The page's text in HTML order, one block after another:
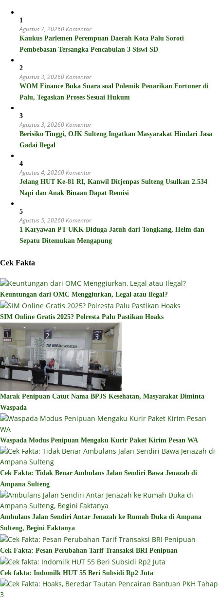
1
Agustus 7, 20260 Komentar
Kaukus Parlemen Perempuan Daerah Kota Palu Soroti
Pembebasan Tersangka Pencabulan 3 Siswi SD
2
Agustus 3, 20260 Komentar
WOM Finance Buka Suara soal Polemik Penarikan Fortuner di
Palu, Tegaskan Proses Sesuai Hukum
3
Agustus 3, 20260 Komentar
Berisiko Tinggi, OJK Sulteng Ingatkan Masyarakat Hindari Jasa
Gadai Ilegal
4
Agustus 4, 20260 Komentar
Jelang HUT Ke-81 RI, Kanwil Ditjenpas Sulteng Usulkan 2.534
Napi dan Anak Binaan Dapat Remisi
5
Agustus 5, 20260 Komentar
1 Karyawan PT UKK Diduga Jatuh dari Tongkang, Helm dan
Sepatu Ditemukan Mengapung
Cek Fakta
Keuntungan dari OMC Menggiurkan, Legal atau Ilegal?
SIM Online Gratis 2025? Polresta Palu Pastikan Hoaks
Marak Penipuan Catut Nama BPJS Kesehatan, Masyarakat Diminta
Waspada
Waspada Modus Penipuan Mengaku Kurir Paket Kirim Pesan WA
Cek Fakta: Tidak Benar Ambulans Jalan Sendiri Bawa Jenazah di
Ampana Sulteng
Ambulans Jalan Sendiri Antar Jenazah ke Rumah Duka di Ampana
Sulteng, Begini Faktanya
Cek Fakta: Pesan Perubahan Tarif Transaksi BRI Penipuan
Cek fakta: Indomilk HUT 55 Beri Subsidi Rp2 Juta